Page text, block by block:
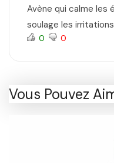
Avène qui calme les
soulage les
0 0
Vous Pouvez